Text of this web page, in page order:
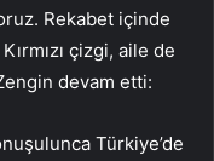
Rekabet içinde
çizgi, aile de
devam etti:
Türkiye’de